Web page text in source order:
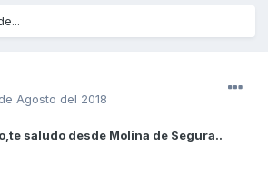
Agosto del 2018
saludo desde Molina de Segura..